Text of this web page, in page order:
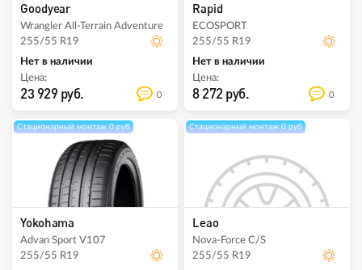
Goodyear
Wrangler All-Terrain Adventure
255/55 R19
Нет в наличии
Цена:
23 929 руб. 0
Rapid
ECOSPORT
255/55 R19
Нет в наличии
Цена:
8 272 руб. 0
Стационарный монтаж 0 руб
Yokohama
Advan Sport V107
255/55 R19
Стационарный монтаж 0 руб
Leao
Nova-Force C/S
255/55 R19